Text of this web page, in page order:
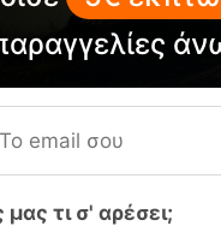
μας τι σ' αρέσει;